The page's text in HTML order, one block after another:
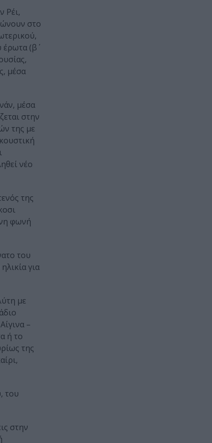
Ρέι,
στο
(β΄
μέσα
μέσα
στην
της με
νέο
της
φωνή
του
για
με
–
ή το
της
του
στην